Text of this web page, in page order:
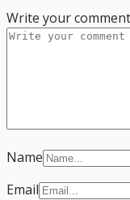
Write your
Name
Email